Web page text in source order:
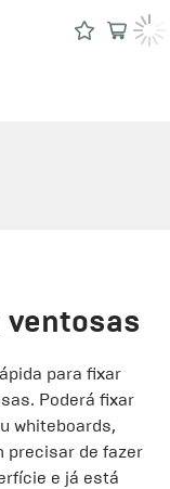
para fixar
Poderá fixar
whiteboards,
precisar de fazer
e já está